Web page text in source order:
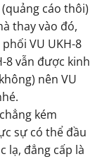
cáo thôi)
thay vào đó,
VU UKH-8
8 vẫn được kinh
nên VU
kém
sự có thể đầu
lạ, đẳng cấp là